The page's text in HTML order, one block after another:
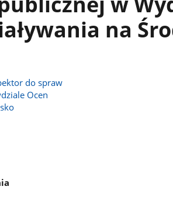
na
do spraw
Ocen